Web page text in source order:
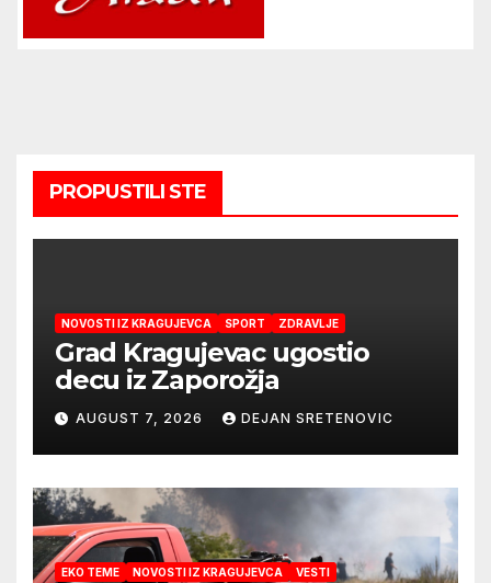
PROPUSTILI STE
NOVOSTI IZ KRAGUJEVCA SPORT ZDRAVLJE
Grad Kragujevac ugostio
decu iz Zaporožja
AUGUST 7, 2026 DEJAN SRETENOVIC
EKO TEME NOVOSTI IZ KRAGUJEVCA VESTI